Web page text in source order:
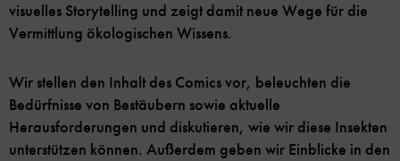
visuelles Storytelling und zeigt damit neue Wege für die
Vermittlung ökologischen Wissens.
Wir stellen den Inhalt des Comics vor, beleuchten die
Bedürfnisse von Bestäubern sowie aktuelle
Herausforderungen und diskutieren, wie wir diese Insekten
unterstützen können. Außerdem geben wir Einblicke in den